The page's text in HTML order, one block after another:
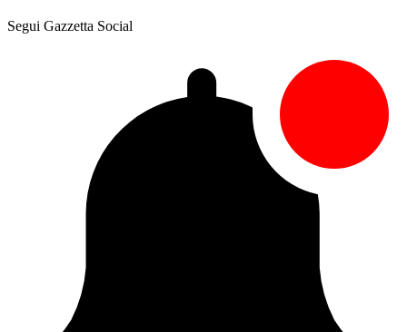
Segui Gazzetta Social